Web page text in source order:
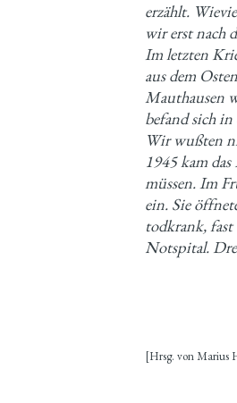
erzählt.
wir erst nach
Im letzten
aus dem
Mauthausen
befand sich in
Wir wußten
1945 kam
müssen. Im
ein. Sie
todkrank,
Notspital.
[Hrsg. von Marius